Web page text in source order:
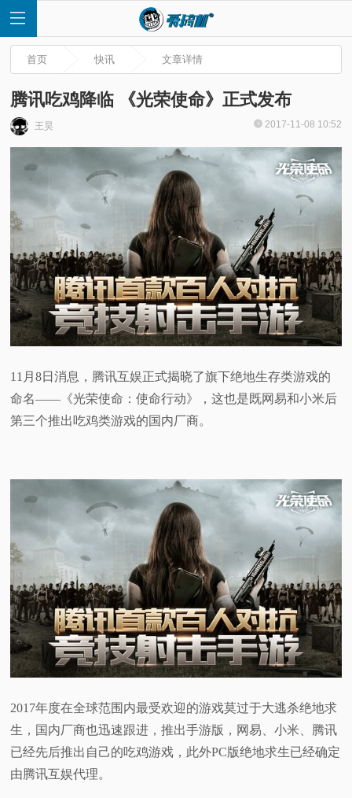
快
讯
评
测
视
频
体
专
题
首页 快讯 文章详情
腾讯吃鸡降临 《光荣使命》正式发布
王昊 2017-11-08 10:52
11月8日消息，腾讯互娱正式揭晓了旗下绝地生存类游戏的
命名——《光荣使命：使命行动》，这也是既网易和小米后
第三个推出吃鸡类游戏的国内厂商。
2017年度在全球范围内最受欢迎的游戏莫过于大逃杀绝地求
生，国内厂商也迅速跟进，推出手游版，网易、小米、腾讯
已经先后推出自己的吃鸡游戏，此外PC版绝地求生已经确定
由腾讯互娱代理。